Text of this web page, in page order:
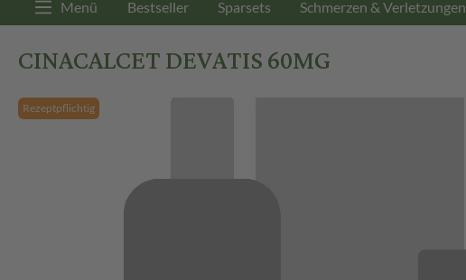
Menü Bestseller Sparsets Schmerzen & Verletzungen
CINACALCET DEVATIS 60MG
Rezeptpflichtig